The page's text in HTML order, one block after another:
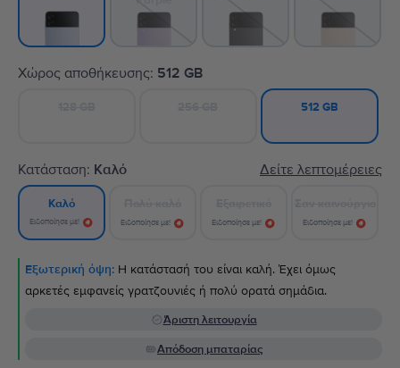
Χώρος αποθήκευσης: 512 GB
512 GB
Κατάσταση: Καλό Δείτε λεπτομέρειες
Καλό
Ειδοποίησε με! Ειδοποίησε με! Ειδοποίησε με! Ειδοποίησε με!
Εξωτερική όψη: Η κατάστασή του είναι καλή. Έχει όμως
αρκετές εμφανείς γρατζουνιές ή πολύ ορατά σημάδια.
Άριστη λειτουργία
Απόδοση μπαταρίας